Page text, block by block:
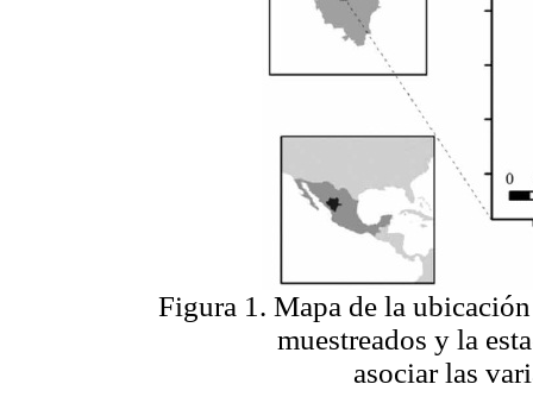
Figura 1. Mapa de la
muestreados y la
asociar las